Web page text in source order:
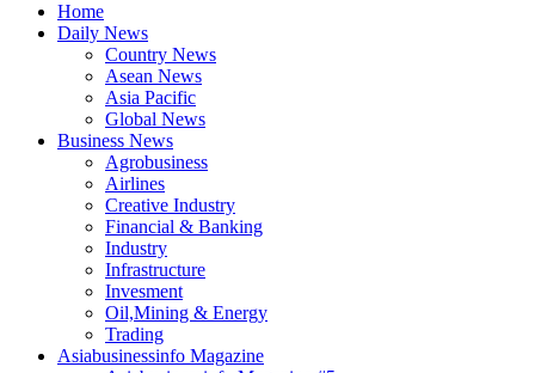
Home
Daily News
Country News
Asean News
Asia Pacific
Global News
Business News
Agrobusiness
Airlines
Creative Industry
Financial & Banking
Industry
Infrastructure
Invesment
Oil,Mining & Energy
Trading
Asiabusinessinfo Magazine